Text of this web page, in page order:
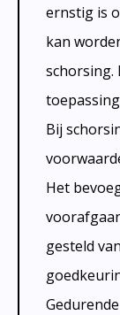
ernstig is
kan
schorsing.
Bij
Het
gesteld